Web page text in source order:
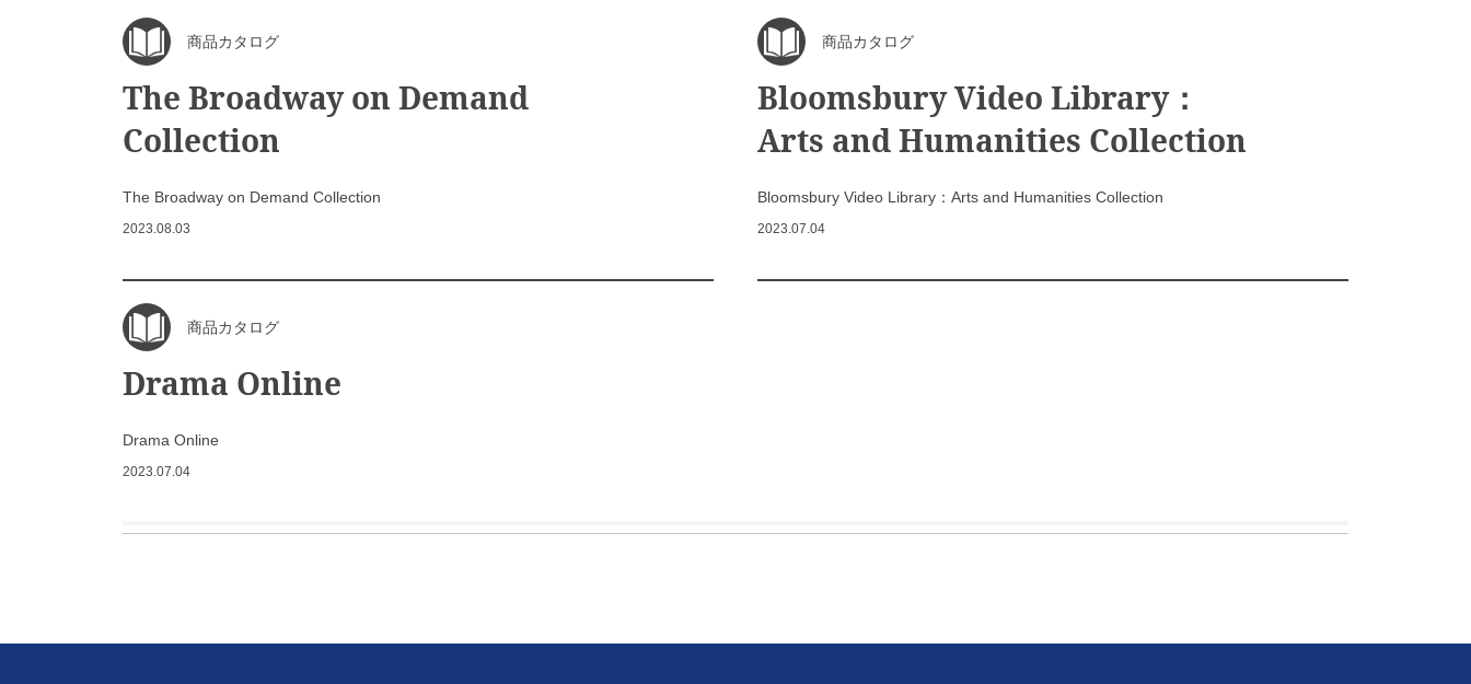
商品カタログ
The Broadway on Demand
Collection
The Broadway on Demand Collection
2023.08.03
商品カタログ
Bloomsbury Video Library：
Arts and Humanities Collection
Bloomsbury Video Library：Arts and Humanities Collection
2023.07.04
商品カタログ
Drama Online
Drama Online
2023.07.04